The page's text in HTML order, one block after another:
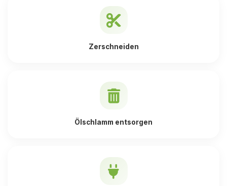
Zerschneiden
Ölschlamm entsorgen